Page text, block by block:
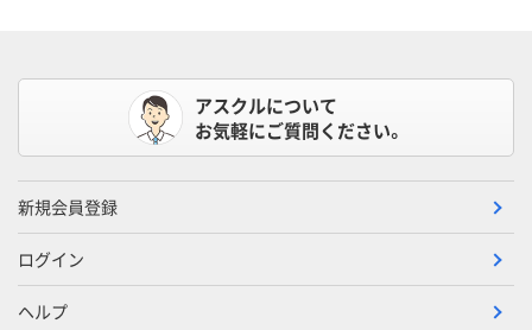
アスクルについて
お気軽にご質問ください。
新規会員登録
ログイン
ヘルプ